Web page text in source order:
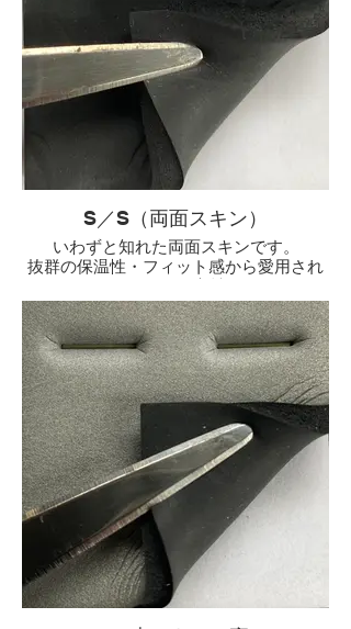
S／S（両面スキン）
いわずと知れた両面スキンです。
抜群の保温性・フィット感から愛用され
るロングセラー素材です。
パウダーや水を使っての脱着となりま
す。